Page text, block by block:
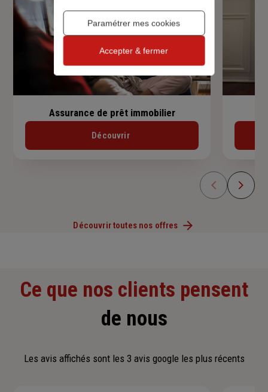
Assurance de prêt immobilier
Découvrir
Découvrir toutes nos offres
Ce que nos clients pensent
de nous
Les avis affichés sont les 3 avis google les plus récents
Paramétrer mes cookies
Accepter & fermer